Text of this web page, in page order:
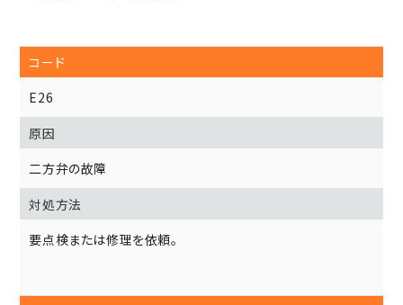
E26
二方弁の故障
要点検または修理を依頼。